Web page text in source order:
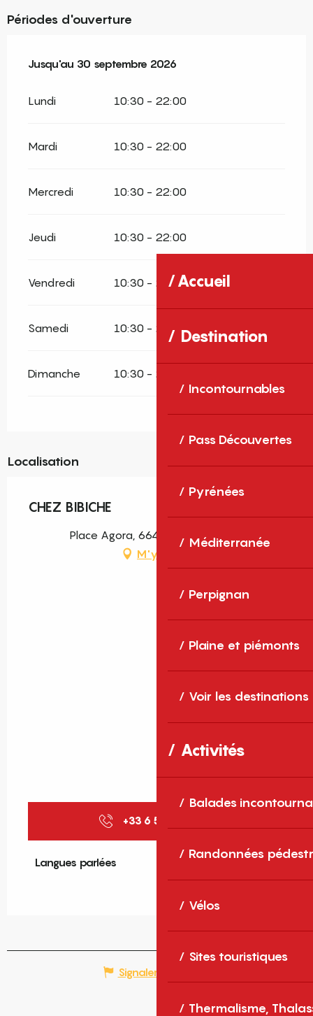
Accueil
Destination
Incontournables
Pass Découvertes
Pyrénées
Méditerranée
Perpignan
Plaine et piémonts
Voir les destinations
Activités
Balades
Randonnées
Vélos
Sites touristiques
Thermalisme,
Périodes d'ouverture
Du1 juin 2026au30 septembre 2026
Jusqu'au 30 septembre 2026
Lundi 10:30 - 22:00
Mardi 10:30 - 22:00
Mercredi 10:30 - 22:00
Jeudi 10:30 - 22:00
Vendredi 10:30 - 22:00
Samedi 10:30 - 22:00
Dimanche 10:30 - 22:00
Localisation
CHEZ BIBICHE
Place Agora, 66470 Sainte-Marie
M'y rendre
+33 6 50 30 33
Langues parlées
Langues parlées
Signaler une erreur